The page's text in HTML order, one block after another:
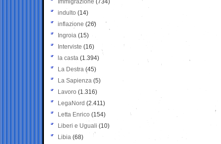
Immigrazione (734)
indulto (14)
inflazione (26)
Ingroia (15)
Interviste (16)
la casta (1.394)
La Destra (45)
La Sapienza (5)
Lavoro (1.316)
LegaNord (2.411)
Letta Enrico (154)
Liberi e Uguali (10)
Libia (68)